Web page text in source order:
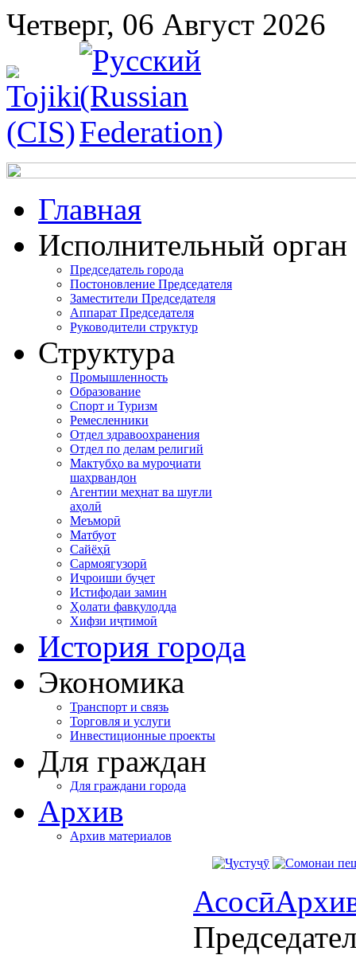
Четверг, 06 Август 2026
Главная
Исполнительный орган
Председатель города
Постоновление Председателя
Заместители Председателя
Аппарат Председателя
Руководители структур
Структура
Промышленность
Образование
Спорт и Туризм
Ремесленники
Отдел здравоохранения
Отдел по делам религий
Мактубҳо ва муроҷиати
шаҳрвандон
Агентии меҳнат ва шуғли
аҳолӣ
Меъморӣ
Матбуот
Сайёҳӣ
Сармоягузорӣ
Иҷроиши буҷет
Истифодаи замин
Ҳолати фавқулодда
Хифзи иҷтимоӣ
История города
Экономика
Транспорт и связь
Торговля и услуги
Инвестиционные проекты
Для граждан
Для граждани города
Архив
Архив материалов
Асосӣ